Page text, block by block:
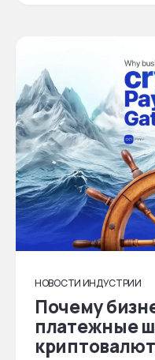
НОВОСТИ ИНДУСТРИИ
Почему
платежные